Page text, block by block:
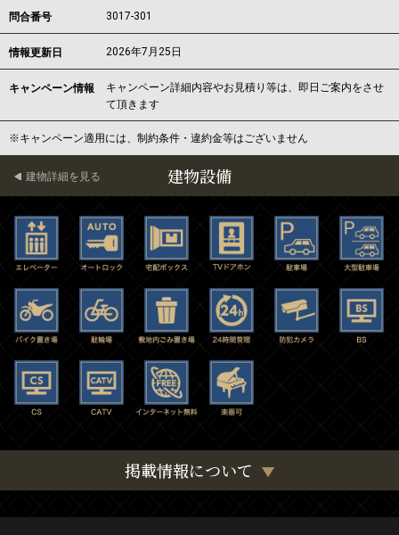
問合番号 3017-301
情報更新日 2026年7月25日
キャンペーン情報
キャンペーン詳細内容やお見積り等は、即日ご案内をさせ
て頂きます
※キャンペーン適用には、制約条件・違約金等はございません
建物設備
建物詳細を見る
掲載情報について